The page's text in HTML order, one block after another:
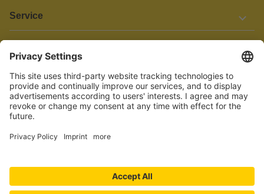
Service
Informationen
Barrierefreiheit
Wir bemühen uns, unsere Website barrierefrei zu gestalten.
Einige Inhalte und Funktionen sind derzeit jedoch noch nicht
vollständig zugänglich. Wenn Sie auf Barrieren stoßen oder Hilfe
benötigen, kontaktieren Sie uns bitte unter service[at]knutzen.de.
Vertrag widerrufen
© 2026 TEBOLO